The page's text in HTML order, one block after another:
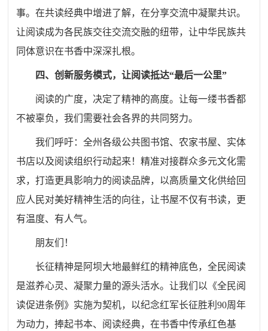
事。在共读经典中增进了解，在分享交流中凝聚共识。
让阅读成为各民族交往交流交融的纽带，让中华民族共
同体意识在书香中深深扎根。
四、创新服务模式，让阅读抵达“最后一公里”
阅读的广度，决定了精神的高度。让每一缕书香都
不被辜负，我们需要社会各界的共同努力。
我们呼吁：全州各级公共图书馆、农家书屋、实体
书店以及阅读组织行动起来！精准对接群众多元文化需
求，打造更具影响力的阅读品牌，以高质量文化供给回
应人民对美好精神生活的向往，让书屋不仅有书读，更
有温度、有人气。
朋友们！
长征精神是阿坝大地最鲜红的精神底色，全民阅读
是滋养心灵、凝聚力量的源头活水。让我们以《全民阅
读促进条例》实施为契机，以纪念红军长征胜利90周年
为动力，捧起书本、阅读经典，在书香中传承红色基